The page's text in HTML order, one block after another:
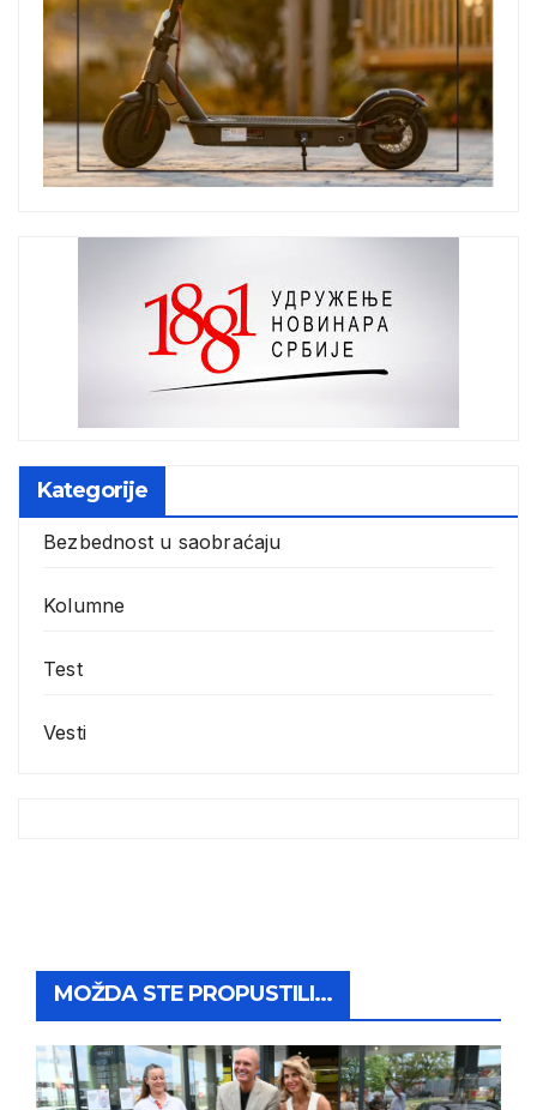
Kategorije
Bezbednost u saobraćaju
Kolumne
Test
Vesti
MOŽDA STE PROPUSTILI...